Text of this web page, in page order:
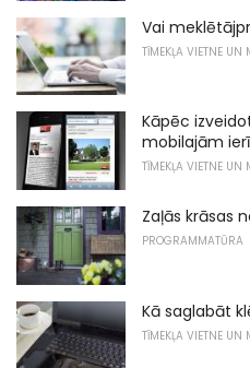
Vai
TĪMEKĻA VIETNE UN
Kāpēc
mobilajām
TĪMEKĻA VIETNE UN
Zaļās krāsas
PROGRAMMATŪRA
Kā saglabāt
TĪMEKĻA VIETNE UN